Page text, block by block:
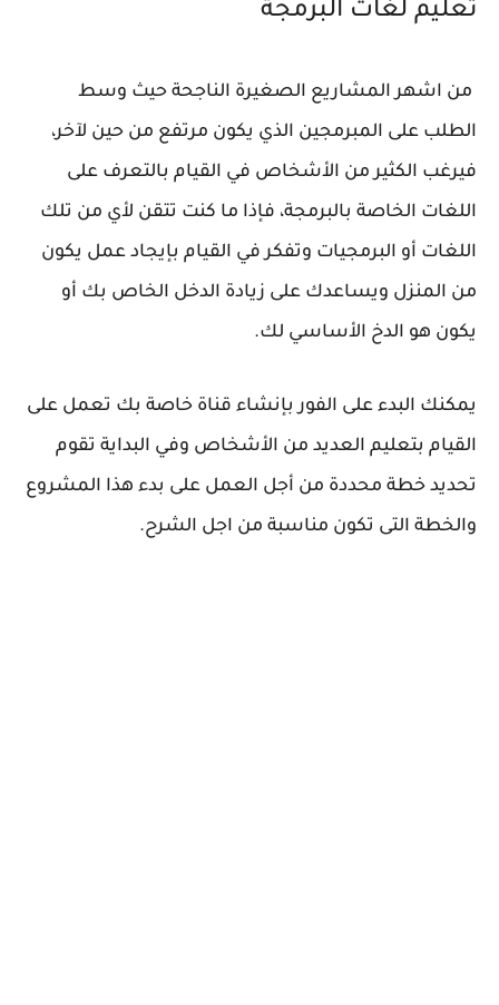
تعليم لغات البرمجة
من اشهر المشاريع الصغيرة الناجحة حيث وسط
الطلب على المبرمجين الذي يكون مرتفع من حين لآخر،
فيرغب الكثير من الأشخاص في القيام بالتعرف على
اللغات الخاصة بالبرمجة، فإذا ما كنت تتقن لأي من تلك
اللغات أو البرمجيات وتفكر في القيام بإيجاد عمل يكون
من المنزل ويساعدك على زيادة الدخل الخاص بك أو
يكون هو الدخ الأساسي لك.
يمكنك البدء على الفور بإنشاء قناة خاصة بك تعمل على
القيام بتعليم العديد من الأشخاص وفي البداية تقوم
تحديد خطة محددة من أجل العمل على بدء هذا المشروع
والخطة التى تكون مناسبة من اجل الشرح.